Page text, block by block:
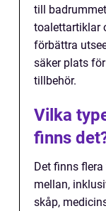
till
toalettartiklar
förbättra
säker plats
tillbehör.
Vilka
finns
Det finns
mellan,
skåp,